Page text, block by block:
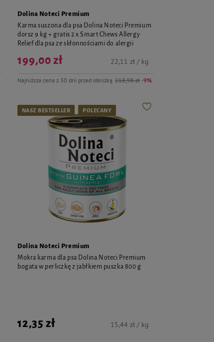
Dolina Noteci Premium
Karma suszona dla psa Dolina Noteci Premium
dorsz 9 kg + gratis 2 x Smart Chews Allergy
Relief dla psa ze skłonnościami do alergii
Najniższa cena z 30 dni przed obniżką 218,98 zł -9%
199,00 zł 22,11 zł / kg
NASZ BESTSELLER POLECANY
Dolina Noteci Premium
Mokra karma dla psa Dolina Noteci Premium
bogata w perliczkę z jabłkiem puszka 800 g
12,35 zł 15,44 zł / kg